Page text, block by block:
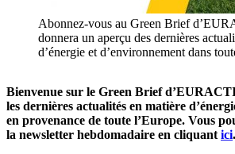
Abonnez-vous au Green Brief
donnera un aperçu des dernières
d’énergie et d’environnement dans
Bienvenue sur le Green Brief
les dernières actualités en matière
en provenance de toute l’Europe. Vous
la newsletter hebdomadaire en cliquant ici.